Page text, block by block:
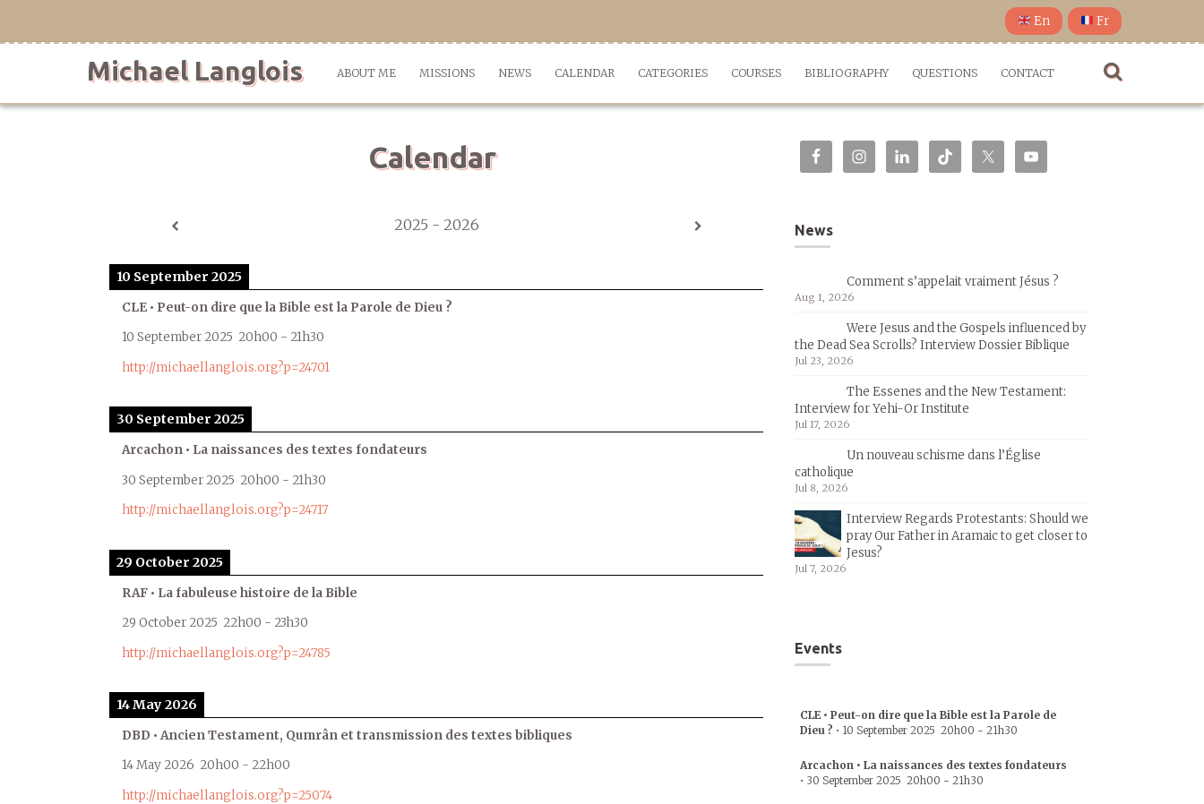
En Fr
Michael Langlois ABOUT ME MISSIONS NEWS CALENDAR CATEGORIES COURSES BIBLIOGRAPHY QUESTIONS CONTACT
Calendar
2025 - 2026
10 September 2025
CLE • Peut-on dire que la Bible est la Parole de Dieu ?
10 September 2025 20h00 - 21h30
http://michaellanglois.org?p=24701
30 September 2025
Arcachon • La naissances des textes fondateurs
30 September 2025 20h00 - 21h30
http://michaellanglois.org?p=24717
29 October 2025
RAF • La fabuleuse histoire de la Bible
29 October 2025 22h00 - 23h30
http://michaellanglois.org?p=24785
14 May 2026
DBD • Ancien Testament, Qumrân et transmission des textes bibliques
14 May 2026 20h00 - 22h00
http://michaellanglois.org?p=25074
News
Comment s’appelait vraiment Jésus ?
Aug 1, 2026
Were Jesus and the Gospels influenced by
the Dead Sea Scrolls? Interview Dossier Biblique
Jul 23, 2026
The Essenes and the New Testament:
Interview for Yehi-Or Institute
Jul 17, 2026
Un nouveau schisme dans l’Église
catholique
Jul 8, 2026
Interview Regards Protestants: Should we
pray Our Father in Aramaic to get closer to
Jesus?
Jul 7, 2026
Events
CLE • Peut-on dire que la Bible est la Parole de
Dieu ? • 10 September 2025 20h00 - 21h30
Arcachon • La naissances des textes fondateurs
• 30 September 2025 20h00 - 21h30